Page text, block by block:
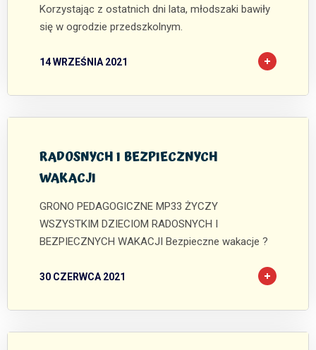
Korzystając z ostatnich dni lata, młodszaki bawiły
się w ogrodzie przedszkolnym.
14 WRZEŚNIA 2021
RADOSNYCH I BEZPIECZNYCH
WAKACJI
GRONO PEDAGOGICZNE MP33 ŻYCZY
WSZYSTKIM DZIECIOM RADOSNYCH I
BEZPIECZNYCH WAKACJI Bezpieczne wakacje ?
30 CZERWCA 2021